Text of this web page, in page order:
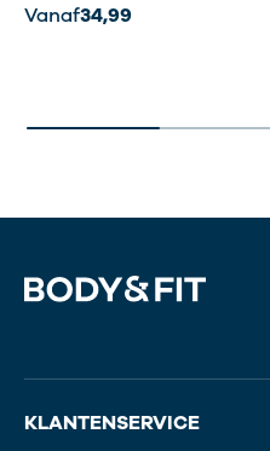
Vanaf34,99
KLANTENSERVICE